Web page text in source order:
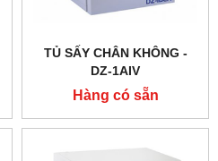
TỦ SẤY CHÂN KHÔNG -
DZ-1AIV
Hàng có sẵn